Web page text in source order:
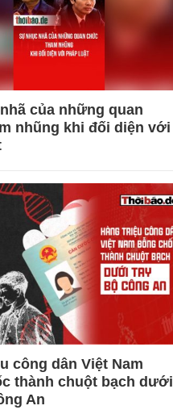
của những quan
nhũng khi đối diện với
công dân Việt Nam
thành chuột bạch dưới
An